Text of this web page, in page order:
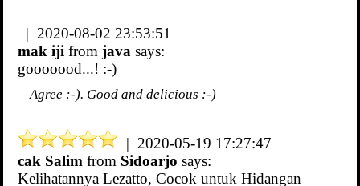
| 2020-08-02 23:53:51
mak iji from java says:
gooooood...! :-)
Agree :-). Good and delicious :-)
| 2020-05-19 17:27:47
cak Salim from Sidoarjo says:
Kelihatannya Lezatto, Cocok untuk Hidangan